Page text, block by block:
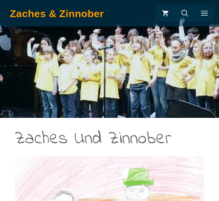
Inhalt
springen
Zaches & Zinnober
.
Zaches Und Zinnober